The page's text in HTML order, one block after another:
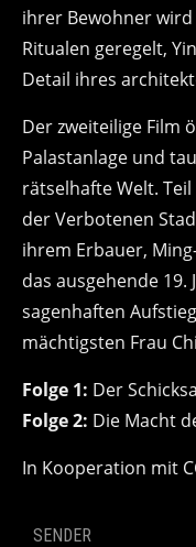
ihrer Bewohner
Ritualen geregelt,
Detail ihres
Der zweiteilige Film
Palastanlage und
rätselhafte Welt.
der Verbotenen
ihrem Erbauer,
das ausgehende
sagenhaften
mächtigsten Frau
Folge 1: Der
Folge 2: Die Macht
In Kooperation mit
SENDER